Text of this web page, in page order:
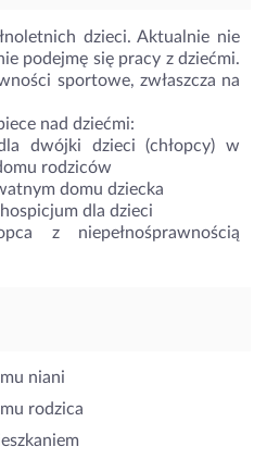
dzieci. Aktualnie nie
podejmę się pracy z dziećmi.
sportowe, zwłaszcza na
nad dziećmi:
dwójki dzieci (chłopcy) w
rodziców
domu dziecka
dla dzieci
z niepełnośprawnością
niani
rodzica